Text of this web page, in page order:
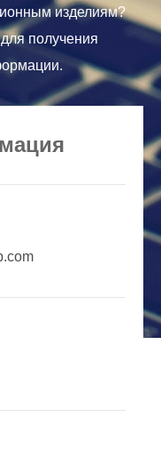
изделиям?
получения